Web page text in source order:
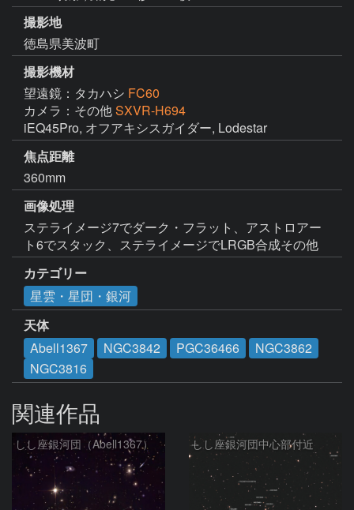
撮影地
徳島県美波町
撮影機材
望遠鏡：タカハシ FC60
カメラ：その他SXVR-H694
iEQ45Pro, オフアキシスガイダー, Lodestar
焦点距離
360mm
画像処理
ステライメージ7でダーク・フラット、アストロアー
ト6でスタック、ステライメージでLRGB合成その他
カテゴリー
星雲・星団・銀河
天体
Abell1367
NGC3842 PGC36466
NGC3862
NGC3816
関連作品
しし座銀河団（Abell1367） しし座銀河団中心部付近